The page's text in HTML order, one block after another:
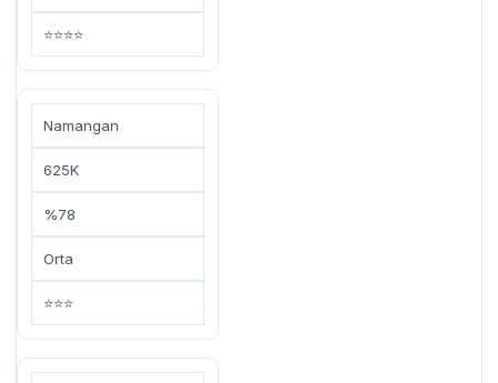
⭐⭐⭐⭐
Namangan
625K
%78
Orta
⭐⭐⭐